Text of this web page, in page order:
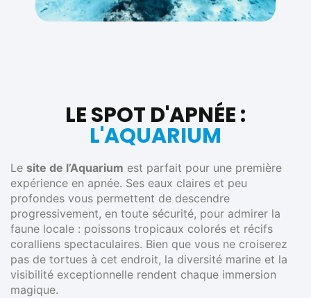
LE SPOT D'APNÉE :
L'AQUARIUM
Le site de l’Aquarium est parfait pour une première
expérience en apnée. Ses eaux claires et peu
profondes vous permettent de descendre
progressivement, en toute sécurité, pour admirer la
faune locale : poissons tropicaux colorés et récifs
coralliens spectaculaires. Bien que vous ne croiserez
pas de tortues à cet endroit, la diversité marine et la
visibilité exceptionnelle rendent chaque immersion
magique.